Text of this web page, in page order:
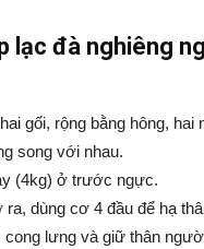
lạc đà nghiêng
gối, rộng bằng hông, hai
song với nhau.
(4kg) ở trước ngực.
ra, dùng cơ 4 đầu để hạ
lưng và giữ thân